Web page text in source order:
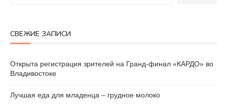
СВЕЖИЕ ЗАПИСИ
Открыта регистрация зрителей на Гранд-финал «КАРДО» во
Владивостоке
Лучшая еда для младенца – грудное молоко